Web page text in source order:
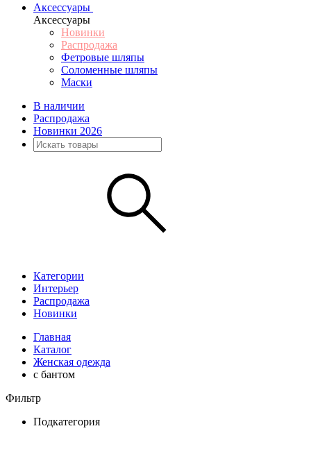
Аксессуары
Аксессуары
Новинки
Распродажа
Фетровые шляпы
Соломенные шляпы
Маски
В наличии
Распродажа
Новинки 2026
Категории
Интерьер
Распродажа
Новинки
Главная
Каталог
Женская одежда
с бантом
Фильтр
Подкатегория